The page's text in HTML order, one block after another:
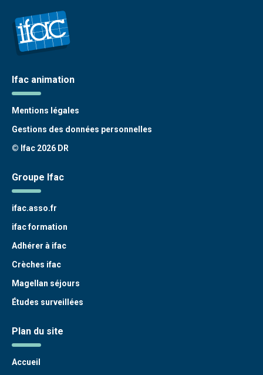
Ifac animation
Mentions légales
Gestions des données personnelles
© Ifac 2026 DR
Groupe Ifac
ifac.asso.fr
ifac formation
Adhérer à ifac
Crèches ifac
Magellan séjours
Études surveillées
Plan du site
Accueil